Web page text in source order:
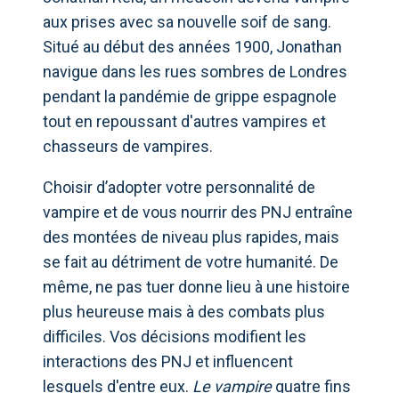
aux prises avec sa nouvelle soif de sang.
Situé au début des années 1900, Jonathan
navigue dans les rues sombres de Londres
pendant la pandémie de grippe espagnole
tout en repoussant d'autres vampires et
chasseurs de vampires.
Choisir d’adopter votre personnalité de
vampire et de vous nourrir des PNJ entraîne
des montées de niveau plus rapides, mais
se fait au détriment de votre humanité. De
même, ne pas tuer donne lieu à une histoire
plus heureuse mais à des combats plus
difficiles. Vos décisions modifient les
interactions des PNJ et influencent
lesquels d'entre eux. Le vampirequatre fins